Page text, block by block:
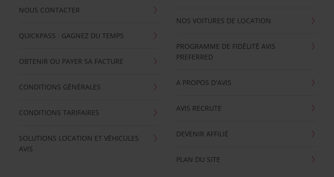
NOUS CONTACTER
QUICKPASS : GAGNEZ DU TEMPS
OBTENIR OU PAYER SA FACTURE
CONDITIONS GÉNÉRALES
CONDITIONS TARIFAIRES
SOLUTIONS LOCATION ET VÉHICULES
AVIS
NOS VOITURES DE LOCATION
PROGRAMME DE FIDÉLITÉ AVIS
PREFERRED
A PROPOS D'AVIS
AVIS RECRUTE
DEVENIR AFFILIÉ
PLAN DU SITE